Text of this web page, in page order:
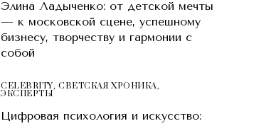
Элина Ладыченко: от детской мечты
— к московской сцене, успешному
бизнесу, творчеству и гармонии с
собой
CELEBRITY,СВЕТСКАЯ ХРОНИКА,
ЭКСПЕРТЫ
Цифровая психология и искусство: